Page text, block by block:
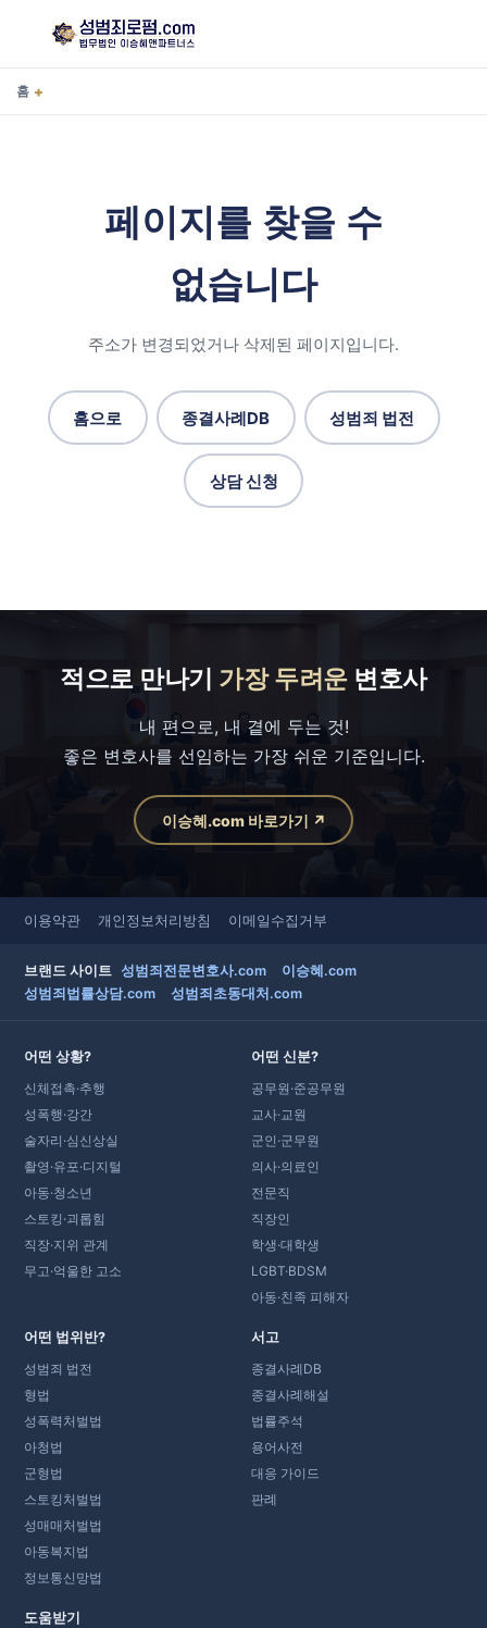
홈 +
페이지를 찾을 수
없습니다
주소가 변경되었거나 삭제된 페이지입니다.
홈으로 종결사례DB 성범죄 법전
상담 신청
적으로 만나기 가장 두려운변호사
내 편으로, 내 곁에 두는 것!
좋은 변호사를 선임하는 가장 쉬운 기준입니다.
이승혜.com 바로가기 ↗
이용약관 개인정보처리방침 이메일수집거부
브랜드 사이트 성범죄전문변호사.com
이승혜.com
성범죄법률상담.com
성범죄초동대처.com
어떤 상황?
신체접촉·추행
성폭행·강간
술자리·심신상실
촬영·유포·디지털
아동·청소년
스토킹·괴롭힘
직장·지위 관계
무고·억울한 고소
어떤 신분?
공무원·준공무원
교사·교원
군인·군무원
의사·의료인
전문직
직장인
학생·대학생
LGBT·BDSM
아동·친족 피해자
어떤 법위반?
성범죄 법전
형법
성폭력처벌법
아청법
군형법
스토킹처벌법
성매매처벌법
아동복지법
정보통신망법
서고
종결사례DB
종결사례해설
법률주석
용어사전
대응 가이드
판례
도움받기